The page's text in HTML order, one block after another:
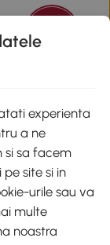
Nr. 30-
experienta
a ne
si sa facem
site si in
urile sau va
multe
noastra